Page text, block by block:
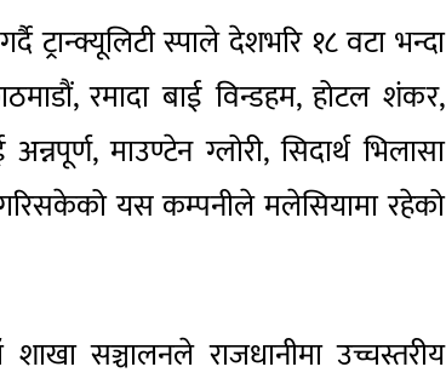
स्पाले देशभरि १८ वटा भन्दा
रमादा बाई विन्डहम, होटल शंकर,
माउण्टेन ग्लोरी, सिदार्थ भिलासा
गरिसकेको यस कम्पनीले मलेसियामा रहेको
सञ्चालनले राजधानीमा उच्चस्तरीय